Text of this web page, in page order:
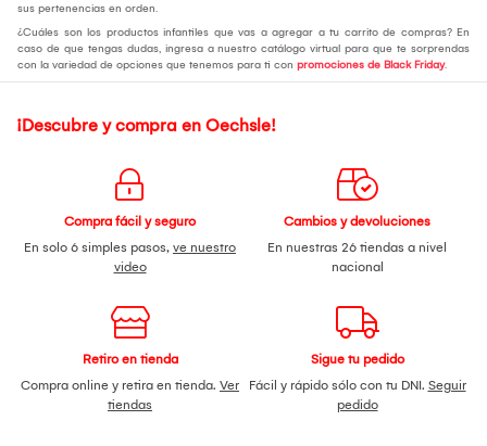
sus pertenencias en orden.
¿Cuáles son los productos infantiles que vas a agregar a tu carrito de compras? En
caso de que tengas dudas, ingresa a nuestro catálogo virtual para que te sorprendas
con la variedad de opciones que tenemos para ti con promociones de Black Friday.
¡Descubre y compra en Oechsle!
Compra fácil y seguro
En solo 6 simples pasos, ve nuestro
video
Cambios y devoluciones
En nuestras 26 tiendas a nivel
nacional
Retiro en tienda
Compra online y retira en tienda. Ver
tiendas
Sigue tu pedido
Fácil y rápido sólo con tu DNI. Seguir
pedido